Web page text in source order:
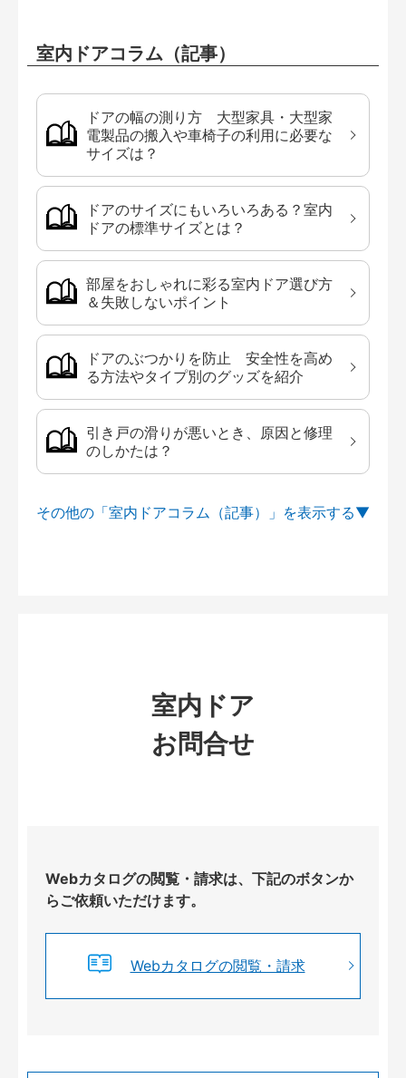
室内ドアコラム（記事）
ドアの幅の測り方 大型家具・大型家
電製品の搬入や車椅子の利用に必要な
サイズは？
ドアのサイズにもいろいろある？室内
ドアの標準サイズとは？
部屋をおしゃれに彩る室内ドア選び方
＆失敗しないポイント
ドアのぶつかりを防止 安全性を高め
る方法やタイプ別のグッズを紹介
引き戸の滑りが悪いとき、原因と修理
のしかたは？
その他の「室内ドアコラム（記事）」を
室内ドア
お問合せ
Webカタログの閲覧・請求は、下記のボタンか
らご依頼いただけます。
Webカタログの閲覧・請求